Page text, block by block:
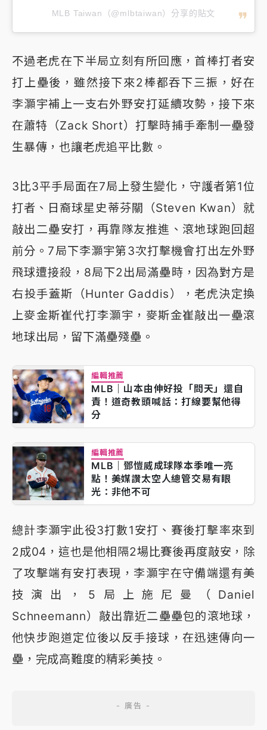
MLB Taiwan（@mlbtaiwan）分享的貼文
不過老虎在下半局立刻有所回應，首棒打者安
打上壘後，雖然接下來2棒都吞下三振，好在
李灝宇補上一支右外野安打延續攻勢，接下來
在蕭特（Zack Short）打擊時捕手牽制一壘發
生暴傳，也讓老虎追平比數。
3比3平手局面在7局上發生變化，守護者第1位
打者、日裔球星史蒂芬關（Steven Kwan）就
敲出二壘安打，再靠隊友推進、滾地球跑回超
前分。7局下李灝宇第3次打擊機會打出左外野
飛球遭接殺，8局下2出局滿壘時，因為對方是
右投手蓋斯（Hunter Gaddis），老虎決定換
上麥金斯崔代打李灝宇，麥斯金崔敲出一壘滾
地球出局，留下滿壘殘壘。
編輯推薦
MLB｜山本由伸好投「問天」還自
責！道奇教頭喊話：打線要幫他得
分
編輯推薦
MLB｜鄧愷威成球隊本季唯一亮
點！美媒讚太空人總管交易有眼
光：非他不可
總計李灝宇此役3打數1安打、賽後打擊率來到
2成04，這也是他相隔2場比賽後再度敲安，除
了攻擊端有安打表現，李灝宇在守備端還有美
技演出，5局上施尼曼（Daniel
Schneemann）敲出靠近二壘壘包的滾地球，
他快步跑道定位後以反手接球，在迅速傳向一
壘，完成高難度的精彩美技。